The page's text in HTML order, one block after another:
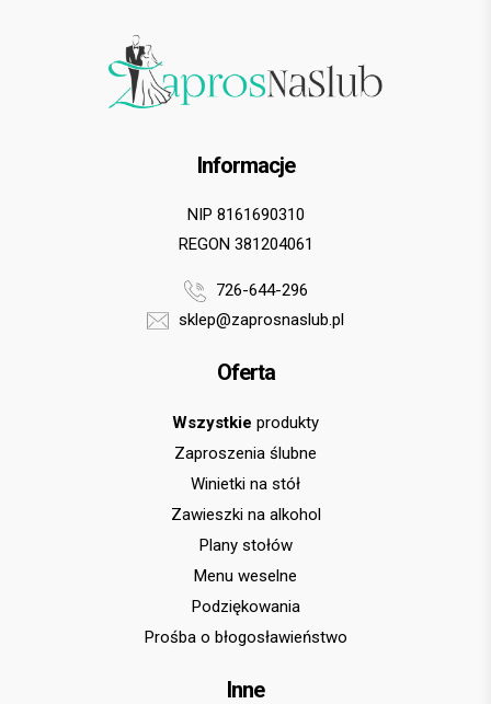
Informacje
NIP 8161690310
REGON 381204061
726-644-296
sklep@zaprosnaslub.pl
Oferta
Wszystkie produkty
Zaproszenia ślubne
Winietki na stół
Zawieszki na alkohol
Plany stołów
Menu weselne
Podziękowania
Prośba o błogosławieństwo
Inne